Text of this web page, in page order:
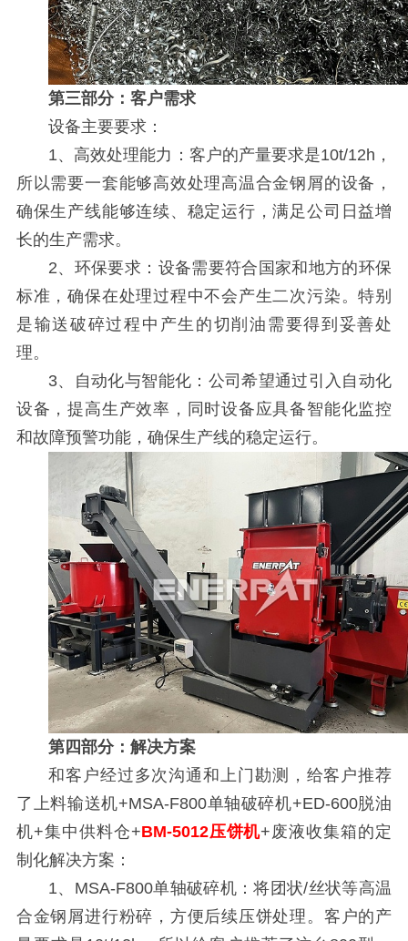
第三部分：客户需求
设备主要要求：
1、高效处理能力：客户的产量要求是10t/12h，
所以需要一套能够高效处理高温合金钢屑的设备，
确保生产线能够连续、稳定运行，满足公司日益增
长的生产需求。
2、环保要求：设备需要符合国家和地方的环保
标准，确保在处理过程中不会产生二次污染。特别
是输送破碎过程中产生的切削油需要得到妥善处
理。
3、自动化与智能化：公司希望通过引入自动化
设备，提高生产效率，同时设备应具备智能化监控
和故障预警功能，确保生产线的稳定运行。
第四部分：解决方案
和客户经过多次沟通和上门勘测，给客户推荐
了上料输送机+MSA-F800单轴破碎机+ED-600脱油
机+集中供料仓+BM-5012压饼机+废液收集箱的定
制化解决方案：
1、MSA-F800单轴破碎机：将团状/丝状等高温
合金钢屑进行粉碎，方便后续压饼处理。客户的产